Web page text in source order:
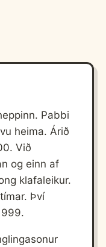
Pabbi
heima. Árið
Við
og einn af
klafaleikur.
Því